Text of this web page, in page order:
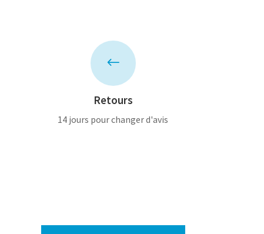
#
Retours
14 jours pour changer d'avis